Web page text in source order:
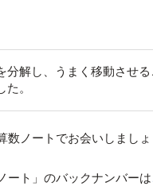
分解し、うまく移動させる
た。
数ノートでお会いしましょ
ート」のバックナンバーは